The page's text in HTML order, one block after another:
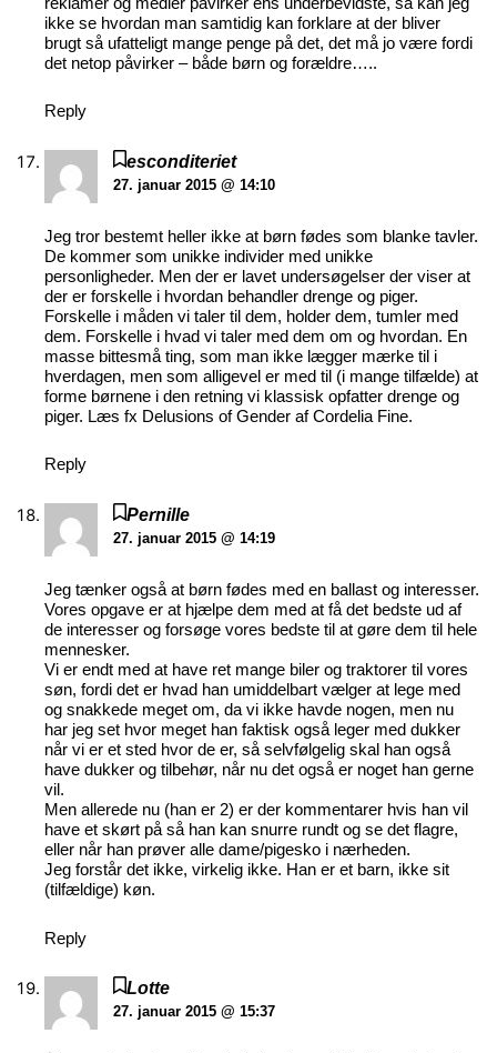
ikke se hvordan man samtidig kan forklare at der bliver
brugt så ufatteligt mange penge på det, det må jo være fordi
det netop påvirker – både børn og forældre…..
Reply
esconditeriet
27. januar 2015 @ 14:10
Jeg tror bestemt heller ikke at børn fødes som blanke tavler.
De kommer som unikke individer med unikke
personligheder. Men der er lavet undersøgelser der viser at
der er forskelle i hvordan behandler drenge og piger.
Forskelle i måden vi taler til dem, holder dem, tumler med
dem. Forskelle i hvad vi taler med dem om og hvordan. En
masse bittesmå ting, som man ikke lægger mærke til i
hverdagen, men som alligevel er med til (i mange tilfælde) at
forme børnene i den retning vi klassisk opfatter drenge og
piger. Læs fx Delusions of Gender af Cordelia Fine.
Reply
Pernille
27. januar 2015 @ 14:19
Jeg tænker også at børn fødes med en ballast og interesser.
Vores opgave er at hjælpe dem med at få det bedste ud af
de interesser og forsøge vores bedste til at gøre dem til hele
mennesker.
Vi er endt med at have ret mange biler og traktorer til vores
søn, fordi det er hvad han umiddelbart vælger at lege med
og snakkede meget om, da vi ikke havde nogen, men nu
har jeg set hvor meget han faktisk også leger med dukker
når vi er et sted hvor de er, så selvfølgelig skal han også
have dukker og tilbehør, når nu det også er noget han gerne
vil.
Men allerede nu (han er 2) er der kommentarer hvis han vil
have et skørt på så han kan snurre rundt og se det flagre,
eller når han prøver alle dame/pigesko i nærheden.
Jeg forstår det ikke, virkelig ikke. Han er et barn, ikke sit
(tilfældige) køn.
Reply
Lotte
27. januar 2015 @ 15:37